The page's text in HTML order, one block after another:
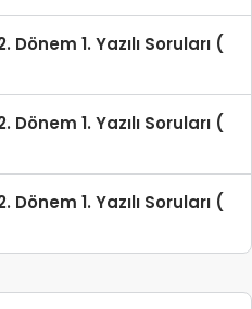
Dönem 1. Yazılı Soruları (
Dönem 1. Yazılı Soruları (
Dönem 1. Yazılı Soruları (